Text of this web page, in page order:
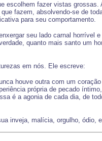
fazer vistas
fazem, absolvendo-se de
para seu comportamento.
seu lado carnal horrível
quanto mais santo um
em nós. Ele escreve:
houve outra com um
própria de pecado
é a agonia de cada dia, de
inveja, malícia, orgulho, ódio,